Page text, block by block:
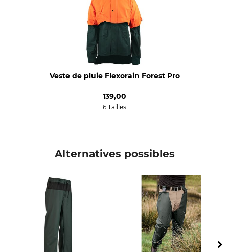
Séchage
Ne pas sécher au sèche-linge
Entretien professionnel des
textiles
Ne pas nettoyer à sec
moyenne
Saison
Écologie
Oeko-Tex
Étanchéité
Protection coupe-vent
Coupe-vent
Veste de pluie Flexorain Forest Pro
139,00
6 Tailles
Alternatives possibles